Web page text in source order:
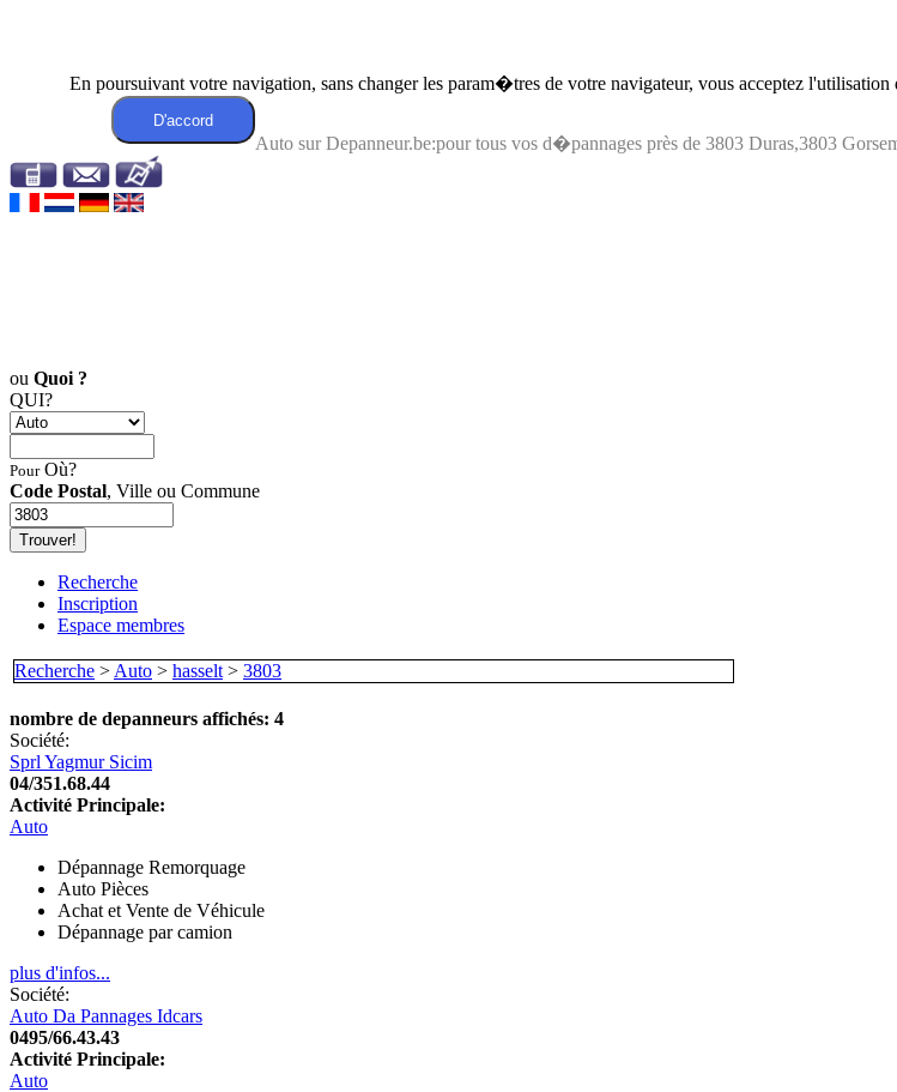
En poursuivant votre navigation, sans changer les param�tres de votre navigateur, vous acceptez
Auto sur Depanneur.be:pour tous vos d�pannages près de 3803 Duras,3803
ou Quoi ?
QUI?
PourOù?
Code Postal, Ville ou Commune
Recherche
Inscription
Espace membres
Recherche > Auto > hasselt > 3803
nombre de depanneurs affichés: 4
Société:
Sprl Yagmur Sicim
04/351.68.44
Activité Principale:
Auto
Dépannage Remorquage
Auto Pièces
Achat et Vente de Véhicule
Dépannage par camion
plus d'infos...
Société:
Auto Da Pannages Idcars
0495/66.43.43
Activité Principale:
Auto